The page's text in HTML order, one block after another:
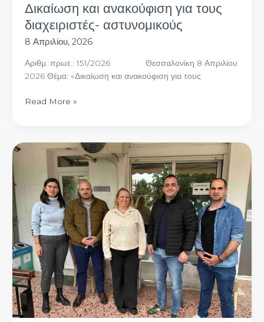
Δικαίωση και ανακούφιση για τους
διαχειριστές- αστυνομικούς
8 Απριλίου, 2026
Αριθμ. πρωτ.: 151/2026 Θεσσαλονίκη 8 Απριλίου
2026 Θέμα: «Δικαίωση και ανακούφιση για τους
Read More »
Επίσκεψη
Ένωσής
μας
στο
Αστυνομικό
Τμήμα
Ωραιοκάστρου
–
Παράδοση
ηλεκτρονικού
υπολογιστή